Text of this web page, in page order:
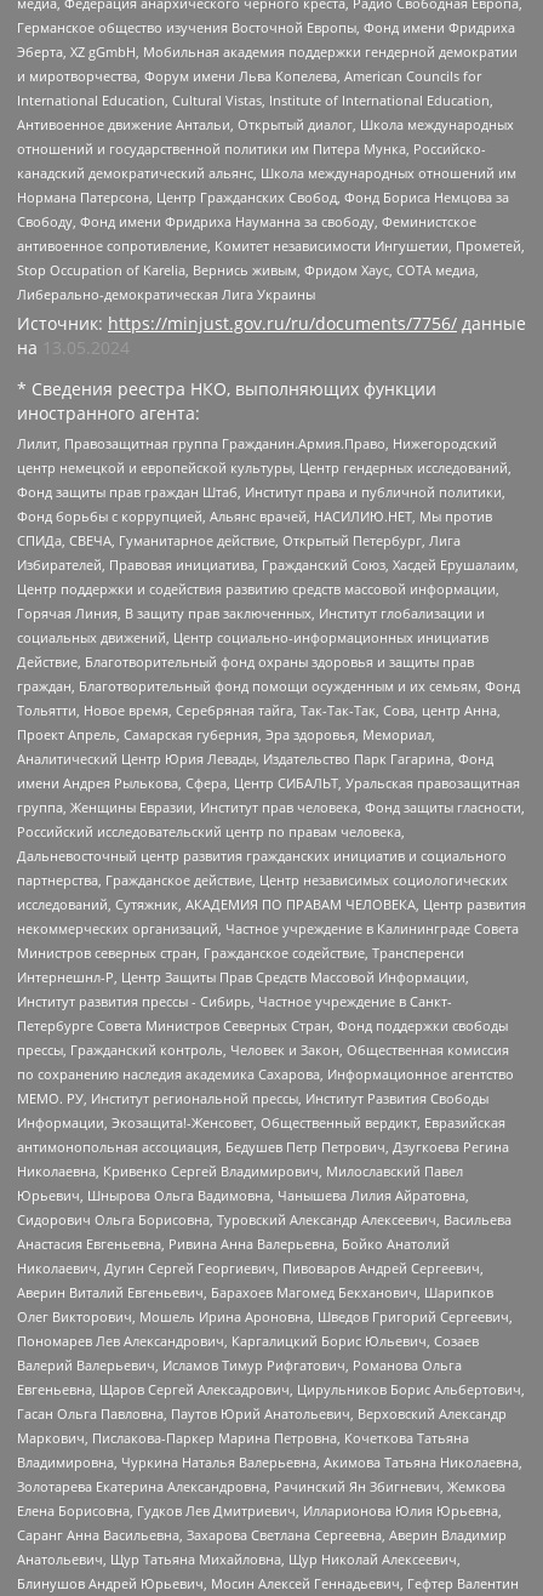
Германское общество изучения Восточной Европы, Фонд имени Фридриха
Эберта, XZ gGmbH, Мобильная академия поддержки гендерной демократии
и миротворчества, Форум имени Льва Копелева, American Councils for
International Education, Cultural Vistas, Institute of International Education,
Антивоенное движение Антальи, Открытый диалог, Школа международных
отношений и государственной политики им Питера Мунка, Российско-
канадский демократический альянс, Школа международных отношений им
Нормана Патерсона, Центр Гражданских Свобод, Фонд Бориса Немцова за
Свободу, Фонд имени Фридриха Науманна за свободу, Феминистское
антивоенное сопротивление, Комитет независимости Ингушетии, Прометей,
Stop Occupation of Karelia, Вернись живым, Фридом Хаус, СОТА медиа,
Либерально-демократическая Лига Украины
Источник: https://minjust.gov.ru/ru/documents/7756/ данные
на
13.05.2024
* Сведения реестра НКО, выполняющих функции
иностранного агента:
Лилит, Правозащитная группа Гражданин.Армия.Право, Нижегородский
центр немецкой и европейской культуры, Центр гендерных исследований,
Фонд защиты прав граждан Штаб, Институт права и публичной политики,
Фонд борьбы с коррупцией, Альянс врачей, НАСИЛИЮ.НЕТ, Мы против
СПИДа, СВЕЧА, Гуманитарное действие, Открытый Петербург, Лига
Избирателей, Правовая инициатива, Гражданский Союз, Хасдей Ерушалаим,
Центр поддержки и содействия развитию средств массовой информации,
Горячая Линия, В защиту прав заключенных, Институт глобализации и
социальных движений, Центр социально-информационных инициатив
Действие, Благотворительный фонд охраны здоровья и защиты прав
граждан, Благотворительный фонд помощи осужденным и их семьям, Фонд
Тольятти, Новое время, Серебряная тайга, Так-Так-Так, Сова, центр Анна,
Проект Апрель, Самарская губерния, Эра здоровья, Мемориал,
Аналитический Центр Юрия Левады, Издательство Парк Гагарина, Фонд
имени Андрея Рылькова, Сфера, Центр СИБАЛЬТ, Уральская правозащитная
группа, Женщины Евразии, Институт прав человека, Фонд защиты гласности,
Российский исследовательский центр по правам человека,
Дальневосточный центр развития гражданских инициатив и социального
партнерства, Гражданское действие, Центр независимых социологических
исследований, Сутяжник, АКАДЕМИЯ ПО ПРАВАМ ЧЕЛОВЕКА, Центр развития
некоммерческих организаций, Частное учреждение в Калининграде Совета
Министров северных стран, Гражданское содействие, Трансперенси
Интернешнл-Р, Центр Защиты Прав Средств Массовой Информации,
Институт развития прессы - Сибирь, Частное учреждение в Санкт-
Петербурге Совета Министров Северных Стран, Фонд поддержки свободы
прессы, Гражданский контроль, Человек и Закон, Общественная комиссия
по сохранению наследия академика Сахарова, Информационное агентство
МЕМО. РУ, Институт региональной прессы, Институт Развития Свободы
Информации, Экозащита!-Женсовет, Общественный вердикт, Евразийская
антимонопольная ассоциация, Бедушев Петр Петрович, Дзугкоева Регина
Николаевна, Кривенко Сергей Владимирович, Милославский Павел
Юрьевич, Шнырова Ольга Вадимовна, Чанышева Лилия Айратовна,
Сидорович Ольга Борисовна, Туровский Александр Алексеевич, Васильева
Анастасия Евгеньевна, Ривина Анна Валерьевна, Бойко Анатолий
Николаевич, Дугин Сергей Георгиевич, Пивоваров Андрей Сергеевич,
Аверин Виталий Евгеньевич, Барахоев Магомед Бекханович, Шарипков
Олег Викторович, Мошель Ирина Ароновна, Шведов Григорий Сергеевич,
Пономарев Лев Александрович, Каргалицкий Борис Юльевич, Созаев
Валерий Валерьевич, Исламов Тимур Рифгатович, Романова Ольга
Евгеньевна, Щаров Сергей Алексадрович, Цирульников Борис Альбертович,
Гасан Ольга Павловна, Паутов Юрий Анатольевич, Верховский Александр
Маркович, Пислакова-Паркер Марина Петровна, Кочеткова Татьяна
Владимировна, Чуркина Наталья Валерьевна, Акимова Татьяна Николаевна,
Золотарева Екатерина Александровна, Рачинский Ян Збигневич, Жемкова
Елена Борисовна, Гудков Лев Дмитриевич, Илларионова Юлия Юрьевна,
Саранг Анна Васильевна, Захарова Светлана Сергеевна, Аверин Владимир
Анатольевич, Щур Татьяна Михайловна, Щур Николай Алексеевич,
Блинушов Андрей Юрьевич, Мосин Алексей Геннадьевич, Гефтер Валентин